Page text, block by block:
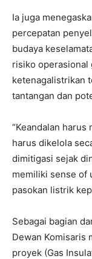
Ia juga
percepatan
budaya
risiko operasional
ketenagalistrikan
tantangan dan
“Keandalan
harus dikelola
dimitigasi sejak
memiliki sense of
pasokan listrik
Sebagai bagian
Dewan Komisaris
proyek (Gas